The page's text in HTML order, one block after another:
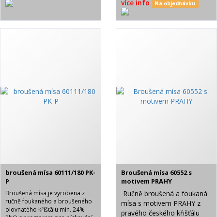
více info Na objednávku
broušená mísa 60111/180 PK-
P
Broušená mísa je vyrobena z
ručně foukaného a broušeného
olovnatého křišťálu min. 24%
Broušená mísa 60552 s
motivem PRAHY
Ručně broušená a foukaná
mísa s motivem PRAHY z
pravého českého křišťálu